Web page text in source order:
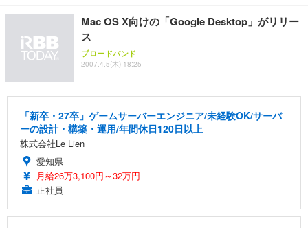
Mac OS X向けの「Google Desktop」がリリー
ス
ブロードバンド
2007.4.5(木) 18:25
「新卒・27卒」ゲームサーバーエンジニア/未経験OK/サーバ
ーの設計・構築・運用/年間休日120日以上
株式会社Le Lien
愛知県
月給26万3,100円～32万円
正社員